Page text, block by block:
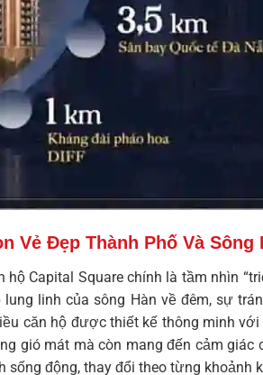
Vẻ Đẹp Thành Phố Và Sông
hộ Capital Squarechính là tầm nhìn
linh của sông Hàn về đêm, sự
căn hộ được thiết kế thông minh
gió mát mà còn mang đến cảm
động, thay đổi theo từng khoảnh